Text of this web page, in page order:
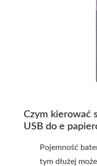
Czym kierować
USB do e
Pojemność
tym dłużej